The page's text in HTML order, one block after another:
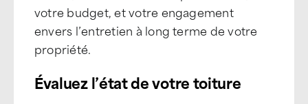
votre budget, et votre engagement
envers l’entretien à long terme de votre
propriété.
Évaluez l’état de votre toiture